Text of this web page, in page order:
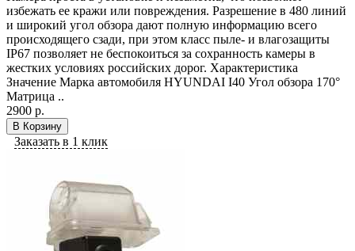
избежать ее кражи или повреждения. Разрешение в 480 линий
и широкий угол обзора дают полную информацию всего
происходящего сзади, при этом класс пыле- и влагозащиты
IP67 позволяет не беспокоиться за сохранность камеры в
жестких условиях российских дорог. Характеристика
Значение Марка автомобиля HYUNDAI I40 Угол обзора 170°
Матрица ..
2900 р.
В Корзину
Заказать в 1 клик